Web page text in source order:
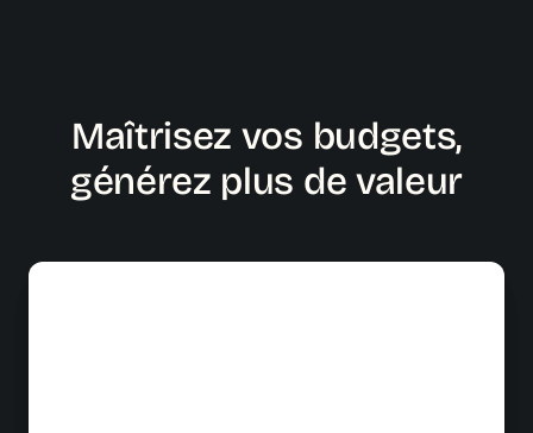
Maîtrisez vos budgets,
générez plus de valeur